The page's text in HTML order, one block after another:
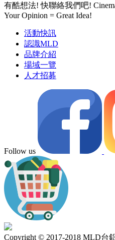
有酷想法! 快聯絡我們吧!
Your Opinion = Great Idea!
活動快訊
認識MLD
品牌介紹
場域一覽
人才招募
Follow us
Copyright © 2017-2018 MLD台